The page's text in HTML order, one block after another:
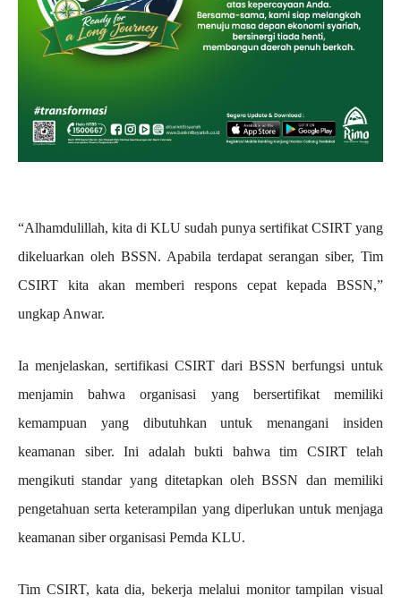
“Alhamdulillah, kita di KLU sudah punya sertifikat CSIRT yang
dikeluarkan oleh BSSN. Apabila terdapat serangan siber, Tim
CSIRT kita akan memberi respons cepat kepada BSSN,”
ungkap Anwar.
Ia menjelaskan, sertifikasi CSIRT dari BSSN berfungsi untuk
menjamin bahwa organisasi yang bersertifikat memiliki
kemampuan yang dibutuhkan untuk menangani insiden
keamanan siber. Ini adalah bukti bahwa tim CSIRT telah
mengikuti standar yang ditetapkan oleh BSSN dan memiliki
pengetahuan serta keterampilan yang diperlukan untuk menjaga
keamanan siber organisasi Pemda KLU.
Tim CSIRT, kata dia, bekerja melalui monitor tampilan visual